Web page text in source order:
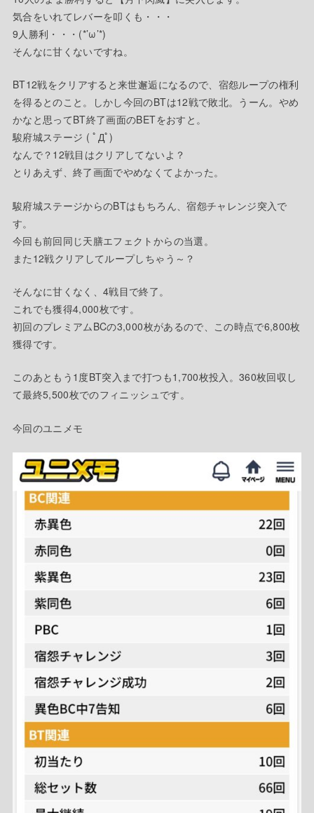
気合をいれてレバーを叩くも・・・
9人勝利・・・(*’ω’*)
そんなに甘くないですね。
BT12戦をクリアすると来世邂逅になるので、宿怨ループの権利
を得るとのこと。しかし今回のBTは12戦で敗北。うーん。やめ
かなと思ってBT終了画面のBETをおすと。
駿府城ステージ ( ﾟДﾟ)
なんで？12戦目はクリアしてないよ？
とりあえず、終了画面でやめなくてよかった。
駿府城ステージからのBTはもちろん、宿怨チャレンジ突入で
す。
今回も前回同じ天膳エフェクトからの当選。
また12戦クリアしてループしちゃう～？
そんなに甘くなく、4戦目で終了。
これでも獲得4,000枚です。
初回のプレミアムBCの3,000枚があるので、この時点で6,800枚
獲得です。
このあともう1度BT突入まで打つも1,700枚投入。360枚回収し
て最終5,500枚でのフィニッシュです。
今回のユニメモ